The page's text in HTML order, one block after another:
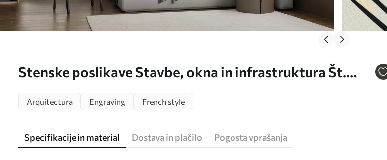
Stenske poslikave Stavbe, okna in infrastruktura Št.
Arquitectura Engraving French style
Specifikacije in material Dostava in plačilo Pogosta vprašanja